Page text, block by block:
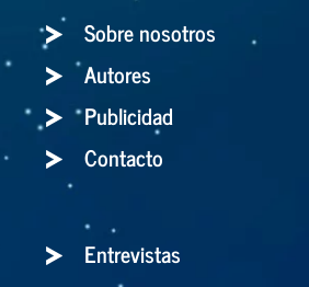
Sobre nosotros
Autores
Publicidad
Contacto
Entrevistas